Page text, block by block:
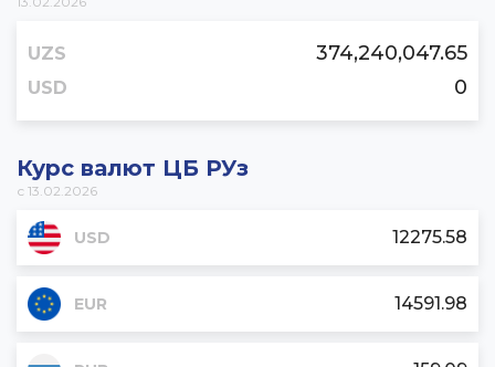
UZS 374,240,047.65
USD 0
Курс валют ЦБ РУз
с 13.02.2026
USD 12275.58
EUR 14591.98